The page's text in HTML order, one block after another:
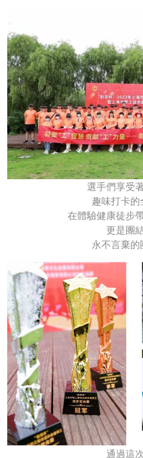
選手們享受
趣味打卡的
在體驗健康徒步
更是團
永不言棄的
通過這